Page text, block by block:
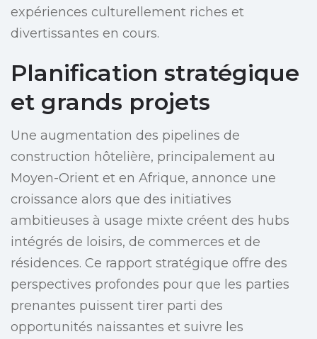
expériences culturellement riches et
divertissantes en cours.
Planification stratégique
et grands projets
Une augmentation des pipelines de
construction hôtelière, principalement au
Moyen-Orient et en Afrique, annonce une
croissance alors que des initiatives
ambitieuses à usage mixte créent des hubs
intégrés de loisirs, de commerces et de
résidences. Ce rapport stratégique offre des
perspectives profondes pour que les parties
prenantes puissent tirer parti des
opportunités naissantes et suivre les